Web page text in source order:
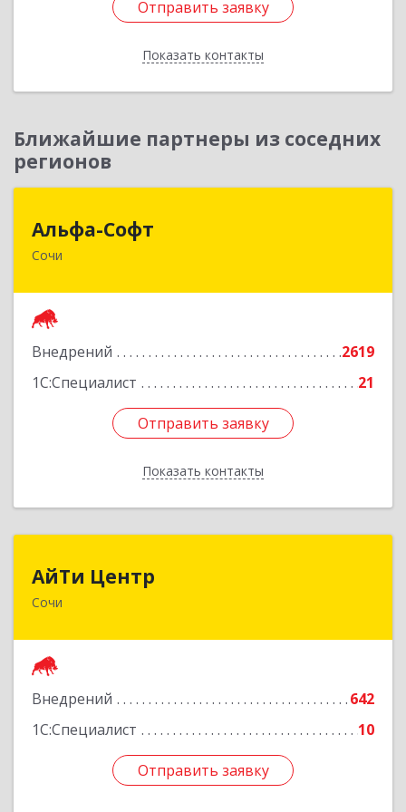
Отправить заявку
Показать контакты
Отправить заявку
Назад
Ближайшие партнеры из соседних
регионов
Альфа-Софт
Сочи
Внедрений
2619
1С:Специалист
21
Отправить заявку
Показать контакты
354000, Краснодарский край, г.о. город-курорт
Отправить заявку
Назад
АйТи Центр
Сочи
Внедрений
642
1С:Специалист
10
Отправить заявку
354000, Краснодарский край, Сочи, Московская
Отправить заявку